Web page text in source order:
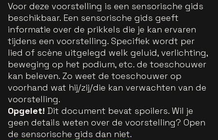
Voor deze voorstelling is een sensorische gids
beschikbaar. Een sensorische gids geeft
informatie over de prikkels die je kan ervaren
tijdens een voorstelling. Specifiek wordt per
lied of scène uitgelegd welk geluid, verlichting,
beweging op het podium, etc. de toeschouwer
kan beleven. Zo weet de toeschouwer op
voorhand wat hij/zij/die kan verwachten van de
voorstelling.
Opgelet! Dit document bevat spoilers. Wil je
geen details weten over de voorstelling? Open
de sensorische gids dan niet.